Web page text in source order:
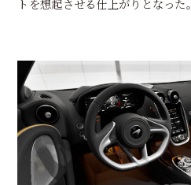
トを想起させる仕上がりとなった。